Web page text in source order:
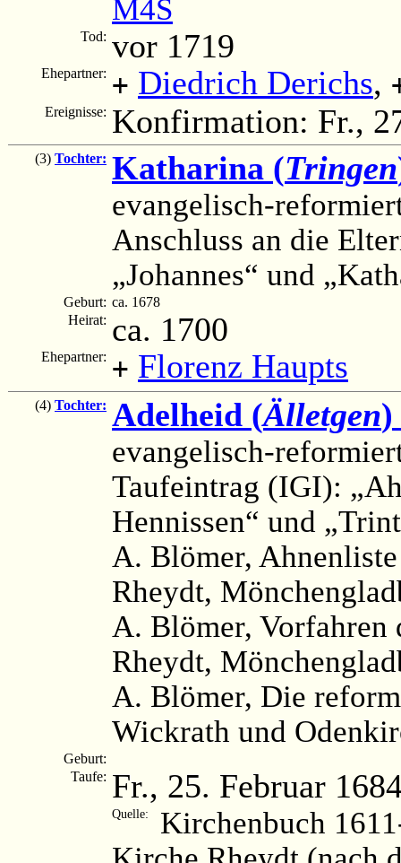
M4S
Tod: vor 1719
Ehepartner: + Diedrich Derichs,
Ereignisse: Konfirmation: Fr.,
(3) Tochter: Katharina (Tringen
evangelisch-
Anschluss an die
„Johannes“ und
Geburt: ca. 1678
Heirat: ca. 1700
Ehepartner: + Florenz Haupts
(4) Tochter: Adelheid (Älletgen)
evangelisch-
Taufeintrag (IGI):
Hennissen“ und
A. Blömer,
Rheydt,
A. Blömer, Vorfahren
Rheydt,
A. Blömer, Die
Wickrath und
Geburt:
Taufe: Fr., 25. Februar
Quelle:
Kirchenbuch